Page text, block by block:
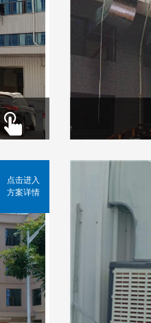
点击进入
方案详情